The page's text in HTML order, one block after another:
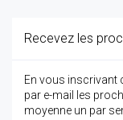
Recevez les
En vous inscrivant
par e-mail les
moyenne un par